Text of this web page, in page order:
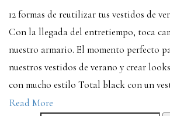
12 formas de reutilizar tus vestidos de
Con la llegada del entretiempo, toca
nuestro armario. El momento perfecto
nuestros vestidos de verano y crear
con mucho estilo Total black con un
Read More